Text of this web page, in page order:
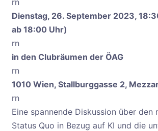
rn
Dienstag, 26. September 2023,
ab 18:00 Uhr)
rn
in den Clubräumen der ÖAG
rn
1010 Wien, Stallburggasse 2,
rn
Eine spannende Diskussion über den
Status Quo in Bezug auf KI und die